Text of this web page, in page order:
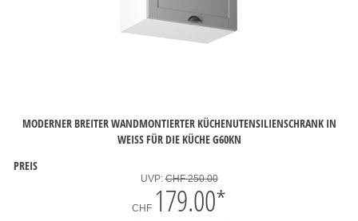
MODERNER BREITER WANDMONTIERTER KÜCHENUTENSILIENSCHRANK IN
WEISS FÜR DIE KÜCHE G60KN
PREIS
UVP:CHF 250.00
CHF 179.00*